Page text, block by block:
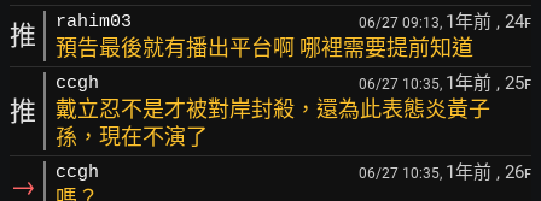
推 rahim03 06/27 09:13, 1年前 , 24F
預告最後就有播出平台啊 哪裡需要提前知道
推
ccgh 06/27 10:35, 1年前 , 25F
戴立忍不是才被對岸封殺，還為此表態炎黃子
孫，現在不演了
→ ccgh 06/27 10:35, 1年前 , 26F